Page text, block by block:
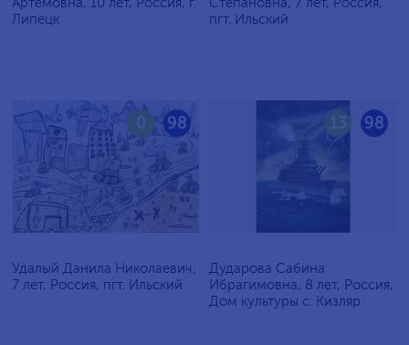
Липецк
пгт. Ильский
98
0
Удалый Данила Николаевич,
7 лет, Россия, пгт. Ильский
98
13
Дударова Сабина
Ибрагимовна, 8 лет, Россия,
Дом культуры с. Кизляр